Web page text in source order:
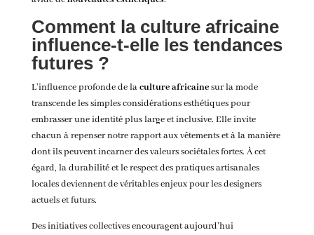
Comment la culture africaine
influence-t-elle les tendances
futures ?
L’influence profonde de laculture africainesur la mode
transcende les simples considérations esthétiques pour
embrasser une identité plus large et inclusive. Elle invite
chacun à repenser notre rapport aux vêtements et à la manière
dont ils peuvent incarner des valeurs sociétales fortes. À cet
égard, la durabilité et le respect des pratiques artisanales
locales deviennent de véritables enjeux pour les designers
actuels et futurs.
Des initiatives collectives encouragent aujourd’hui